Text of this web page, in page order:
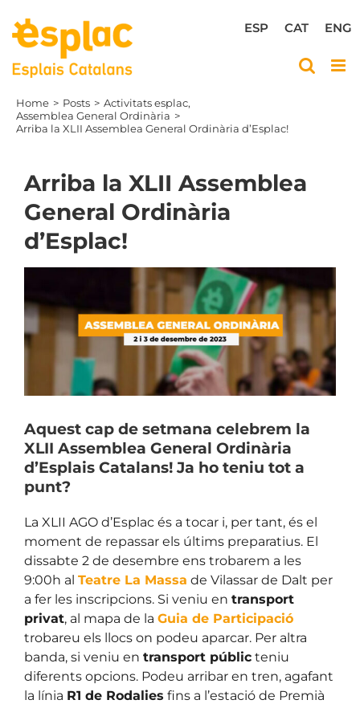
content
ENG
CAT
ESP
Home Posts
Activitats esplac
Assemblea General Ordinària
Arriba la XLII Assemblea General Ordinària d’Esplac!
Arriba la XLII Assemblea
General Ordinària
d’Esplac!
Image
Aquest cap de setmana celebrem la
XLII Assemblea General Ordinària
d’Esplais Catalans! Ja ho teniu tot a
punt?
La XLII AGO d’Esplac és a tocar i, per tant, és el
moment de repassar els últims preparatius. El
dissabte 2 de desembre ens trobarem a les
9:00h al Teatre La Massa de Vilassar de Dalt per
a fer les inscripcions. Si veniu en transport
privat, al mapa de la Guia de Participació
trobareu els llocs on podeu aparcar. Per altra
banda, si veniu en transport públic teniu
diferents opcions. Podeu arribar en tren, agafant
la línia R1 de Rodalies fins a l’estació de Premià